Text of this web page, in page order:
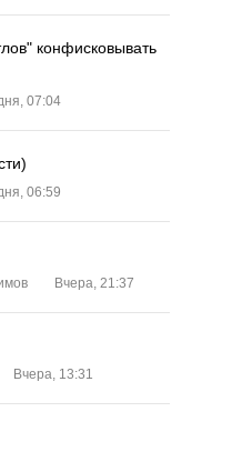
конфисковывать
07:04
06:59
Вчера, 21:37
Вчера, 13:31